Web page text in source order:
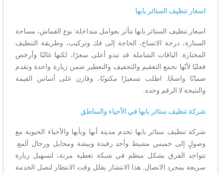
اسعار تنظيف الستائر بابها
اسعار تنظيف الستائر بابها تتأثر بعوامل متداخلة: نوع القماش، مساحة
الستارة، درجة الاتساخ، الحاجة إلى فك وتركيب، وطريقة التنظيف
المختارة. الباقات الشاملة قد تبدو أعلى سعرًا، لكنها غالبًا وأرخص
فعليًا لأنّها تجمع التعقيم والتجفيف والتعطير ضمن زيارة واحدة وتقدم
ضمانًا واضحًا. اطلب تسعيرًا مكتوبًا، وقارن على أساس القيمة
والنتيجة لا الرقم وحده.
شركة تنظيف ستائر بابها في الأحياء والمناطق
شركة تنظيف ستائر بابها تخدم مدينة أبها وبأبها والأحياء الحيوية مع
وصولٍ إلى خميس مشيط وأحد رفيدة وبيشة ومحايل ورجال ألمع.
تتواجد الفرق بشكل منظم في شبكة تغطية مرنة، لتسهيل زيارة
سريعة بمجرد الاتصال. هذا الانتشار يقلل وقت الانتظار لتصل الخدمة